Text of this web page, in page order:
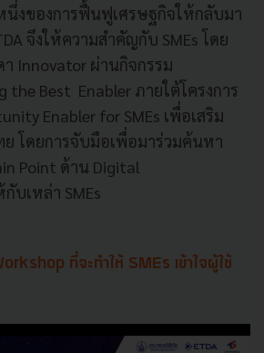
นึ่งของการฟื้นฟูเศรษฐกิจให้กลับมา
จึงให้ความสำคัญกับ SMEs โดย
Innovator ผ่านกิจกรรม
the Best Enabler ภายใต้โครงการ
Enabler for SMEs เพื่อเสริม
ย โดยการจับมือเพื่อมาร่วมค้นหา
Point ด้าน Digital
บเหล่า SMEs
ที่จะทำให้ SMEs เข้าใจผู้ใช้